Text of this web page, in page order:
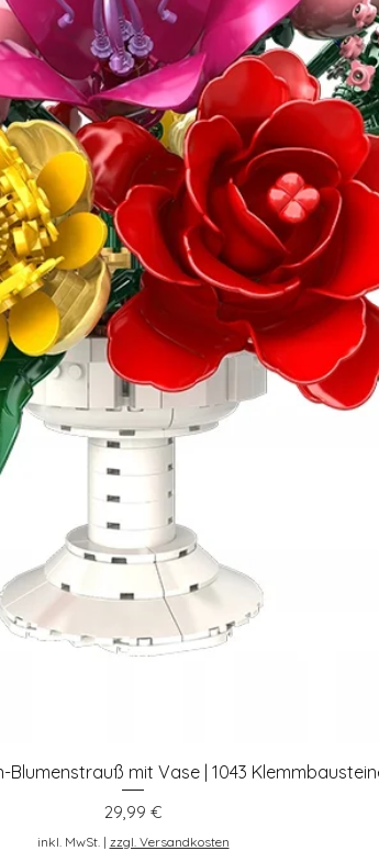
Schnellansicht
Blumenstrauß mit Vase | 1043
Preis
29,99 €
inkl. MwSt. | zzgl. Versandkosten